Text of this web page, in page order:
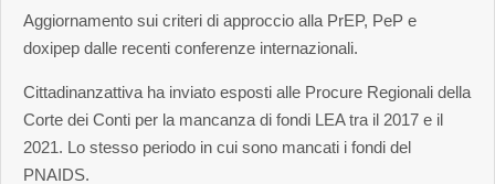
Aggiornamento sui criteri di approccio alla PrEP, PeP e
doxipep dalle recenti conferenze internazionali.
Cittadinanzattiva ha inviato esposti alle Procure Regionali della
Corte dei Conti per la mancanza di fondi LEA tra il 2017 e il
2021. Lo stesso periodo in cui sono mancati i fondi del
PNAIDS.